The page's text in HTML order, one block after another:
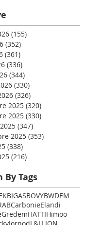
(155)
(352)
(361)
(336)
(344)
(330)
(326)
2025 (320)
2025 (330)
(347)
2025 (353)
(338)
(216)
By Tags
BIGASBOVYBWDEM
CarbonieElandi
GredemHATTIHimoo